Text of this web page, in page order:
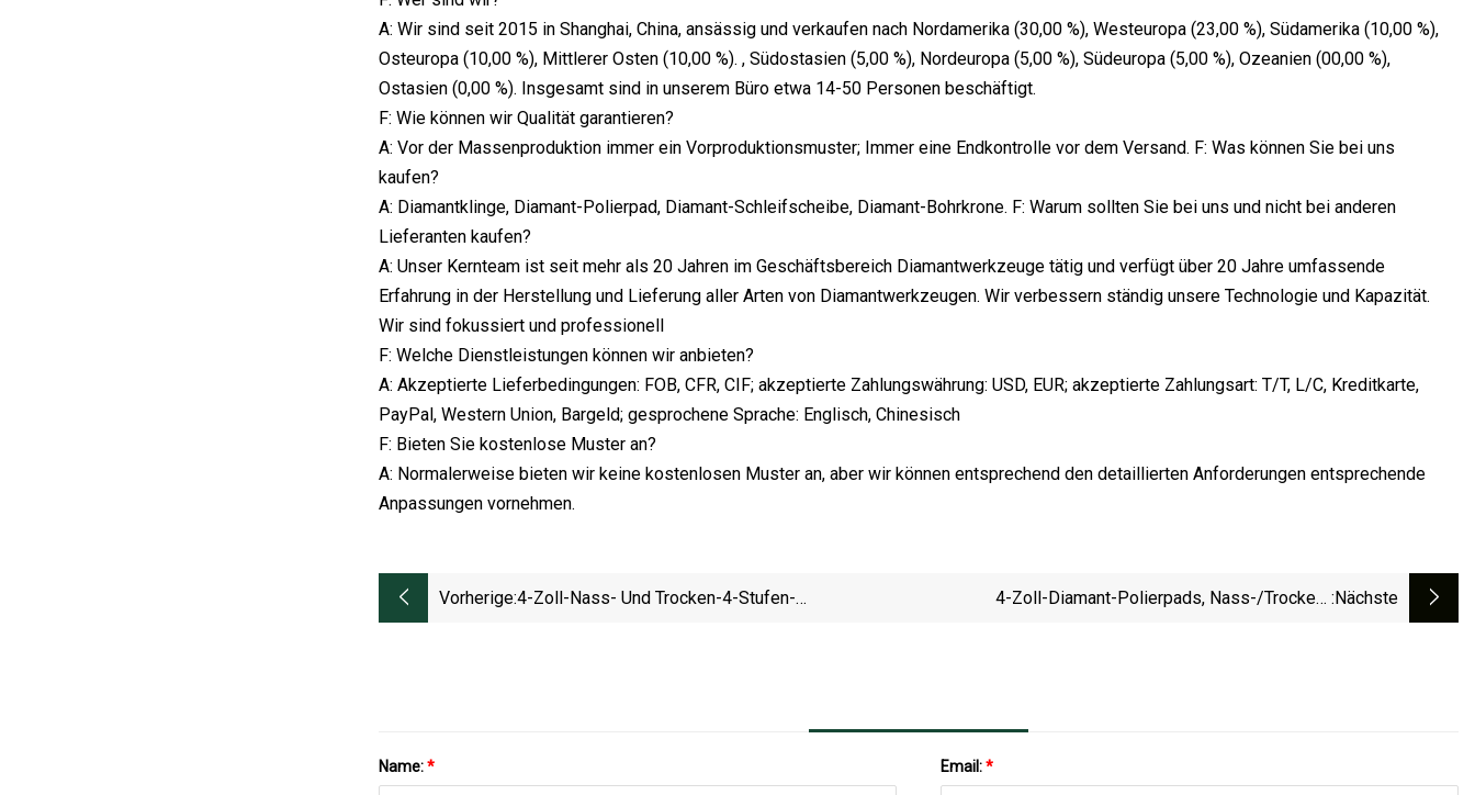
A: Wir sind seit 2015 in Shanghai, China, ansässig und verkaufen nach Nordamerika (30,00 %), Westeuropa (23,00 %), Südamerika (10,00 %),
Osteuropa (10,00 %), Mittlerer Osten (10,00 %). , Südostasien (5,00 %), Nordeuropa (5,00 %), Südeuropa (5,00 %), Ozeanien (00,00 %),
Ostasien (0,00 %). Insgesamt sind in unserem Büro etwa 14-50 Personen beschäftigt.
F: Wie können wir Qualität garantieren?
A: Vor der Massenproduktion immer ein Vorproduktionsmuster; Immer eine Endkontrolle vor dem Versand. F: Was können Sie bei uns
kaufen?
A: Diamantklinge, Diamant-Polierpad, Diamant-Schleifscheibe, Diamant-Bohrkrone. F: Warum sollten Sie bei uns und nicht bei anderen
Lieferanten kaufen?
A: Unser Kernteam ist seit mehr als 20 Jahren im Geschäftsbereich Diamantwerkzeuge tätig und verfügt über 20 Jahre umfassende
Erfahrung in der Herstellung und Lieferung aller Arten von Diamantwerkzeugen. Wir verbessern ständig unsere Technologie und Kapazität.
Wir sind fokussiert und professionell
F: Welche Dienstleistungen können wir anbieten?
A: Akzeptierte Lieferbedingungen: FOB, CFR, CIF; akzeptierte Zahlungswährung: USD, EUR; akzeptierte Zahlungsart: T/T, L/C, Kreditkarte,
PayPal, Western Union, Bargeld; gesprochene Sprache: Englisch, Chinesisch
F: Bieten Sie kostenlose Muster an?
A: Normalerweise bieten wir keine kostenlosen Muster an, aber wir können entsprechend den detaillierten Anforderungen entsprechende
Anpassungen vornehmen.
Vorherige:4-Zoll-Nass- Und Trocken-4-Stufen-
4-Zoll-Diamant-Polierpads, Nass-/Trocken- :nächste
Name:* Email:*